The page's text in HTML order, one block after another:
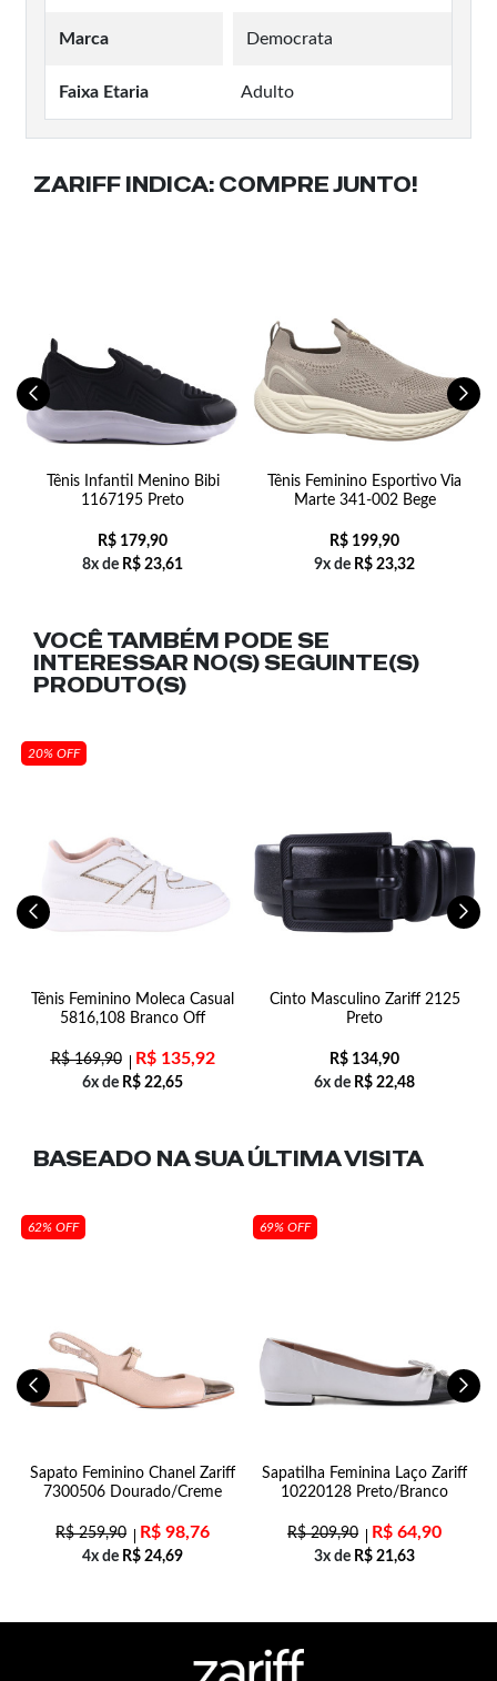
Marca Democrata
Faixa Etaria Adulto
ZARIFF INDICA: COMPRE JUNTO!
Tênis Infantil Menino Bibi
1167195 Preto
R$ 179,90
8x de R$ 23,61
Tênis Feminino Esportivo Via
Marte 341-002 Bege
R$ 199,90
9x de R$ 23,32
VOCÊ TAMBÉM PODE SE
INTERESSAR NO(S) SEGUINTE(S)
PRODUTO(S)
20% OFF
Tênis Feminino Moleca Casual
5816,108 Branco Off
R$169,90 R$135,92
6x de R$ 22,65
Cinto Masculino Zariff 2125
Preto
R$ 134,90
6x de R$ 22,48
BASEADO NA SUAÚLTIMA VISITA
62% OFF
Sapato Feminino Chanel Zariff
7300506 Dourado/Creme
R$259,90 R$ 98,76
4x de R$ 24,69
69% OFF
Sapatilha Feminina Laço Zariff
10220128 Preto/Branco
R$209,90 R$ 64,90
3x de R$ 21,63